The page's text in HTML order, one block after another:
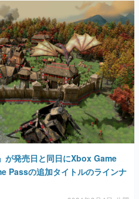
発売日と同日にXbox Game
Passの追加タイトルのラインナ